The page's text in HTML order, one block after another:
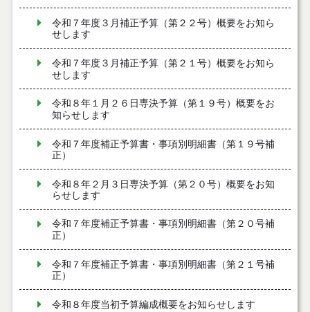
令和７年度３月補正予算（第２２号）概要をお知ら
せします
令和７年度３月補正予算（第２１号）概要をお知ら
せします
令和８年１月２６日専決予算（第１９号）概要をお
知らせします
令和７年度補正予算書・事項別明細書（第１９号補
正）
令和８年２月３日専決予算（第２０号）概要をお知
らせします
令和７年度補正予算書・事項別明細書（第２０号補
正）
令和７年度補正予算書・事項別明細書（第２１号補
正）
令和８年度当初予算編成概要をお知らせします